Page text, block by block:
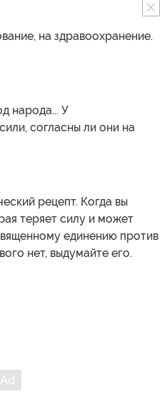
на здравоохранение.
народа... У
согласны ли они на
рецепт. Когда вы
теряет силу и может
единению против
нет, выдумайте его.